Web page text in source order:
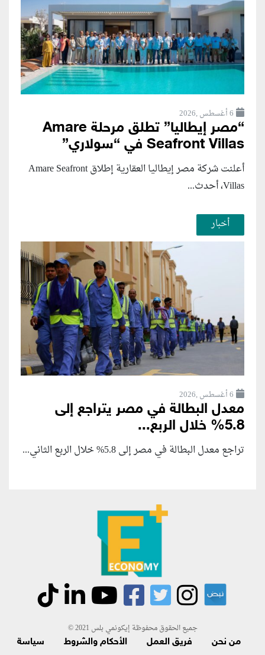
6 أغسطس ,2026
“مصر إيطاليا” تطلق مرحلة Amare
Seafront Villas في “سولاري”
أعلنت شركة مصر إيطاليا العقارية إطلاق Amare Seafront
Villas، أحدث...
أخبار
6 أغسطس ,2026
معدل البطالة في مصر يتراجع إلى
5.8% خلال الربع...
تراجع معدل البطالة في مصر إلى 5.8% خلال الربع الثاني...
جميع الحقوق محفوظة إيكونمي بلس 2021 ©
من نحن فريق العمل الأحكام والشروط
سياسة